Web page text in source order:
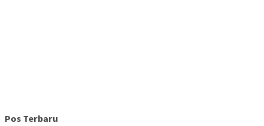
Pos Terbaru